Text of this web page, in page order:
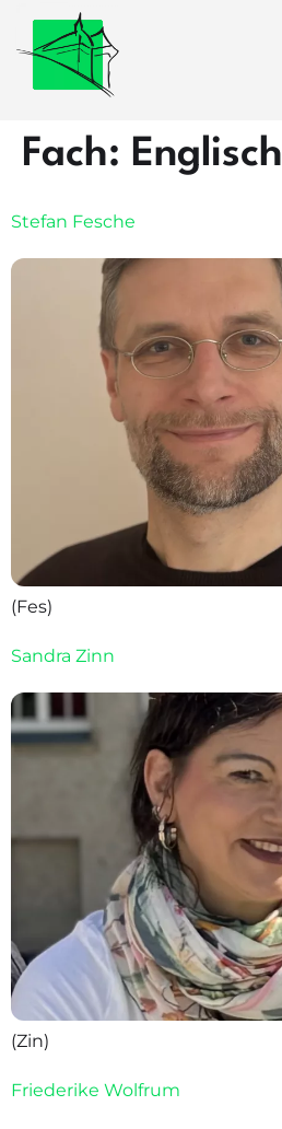
Fach: Englisch
Stefan Fesche
(Fes)
Sandra Zinn
(Zin)
Friederike Wolfrum